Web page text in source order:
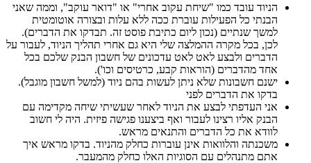
הניוד עובד כמו "שיחת עקוב אחרי" או "דואר עוקב", וממה שאני
הבנתי כל הפעילות עוברת ככה ללא עלות ובצורה אוטומטית
למשך שנתיים (נכון ליום כתיבת פוסט זה. תבדקו את הדברים).
לכן, בכל מקרה ההמלצה שלי היא גם אחרי תהליך הניוד, לעבור על
הדברים ולבצע לאט לאט עדכונים של חשבון הבנק שלכם בכל
אחד מהדברים (הוראות קבע, כרטיסים וכו').
ישנם חשבונות שלא ניתן לעשות בהם ניוד (למשל חשבון מוגבל).
בדקו את הדברים לפני
אני העדפתי לבצע את הניוד לאחר שעשיתי שיחה מקדימה עם
הבנק אליו רצינו לעבור ואף ביצענו פגישה פיזית. היה לי חשוב
לוודא את כל הדברים והתנאים מראש.
משכנתה והלוואות אינן עוברות כחלק מהניוד. בדקו מראש איך
אתם מתנהלים עם הסוגיות האלו כחלק מהמעבר.